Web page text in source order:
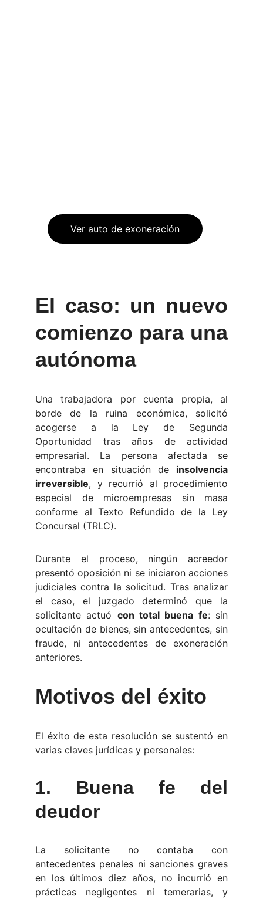
Ver auto de exoneración
El caso: un nuevo
comienzo para una
autónoma
Una trabajadora por cuenta propia, al
borde de la ruina económica, solicitó
acogerse a la Ley de Segunda
Oportunidad tras años de actividad
empresarial. La persona afectada se
encontraba en situación de insolvencia
irreversible, y recurrió al procedimiento
especial de microempresas sin masa
conforme al Texto Refundido de la Ley
Concursal (TRLC).
Durante el proceso, ningún acreedor
presentó oposición ni se iniciaron acciones
judiciales contra la solicitud. Tras analizar
el caso, el juzgado determinó que la
solicitante actuó con total buena fe: sin
ocultación de bienes, sin antecedentes, sin
fraude, ni antecedentes de exoneración
anteriores.
Motivos del éxito
El éxito de esta resolución se sustentó en
varias claves jurídicas y personales:
1. Buena fe del
deudor
La solicitante no contaba con
antecedentes penales ni sanciones graves
en los últimos diez años, no incurrió en
prácticas negligentes ni temerarias, y